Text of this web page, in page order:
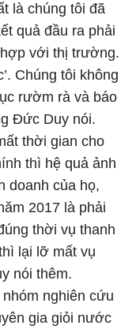
là chúng tôi đã
quả đầu ra phải
với thị trường.
Chúng tôi không
rườm rà và báo
Đức Duy nói.
thời gian cho
thì hệ quả ảnh
doanh của họ,
2017 là phải
thời vụ thanh
lại lỡ mất vụ
nói thêm.
nghiên cứu
gia giỏi nước